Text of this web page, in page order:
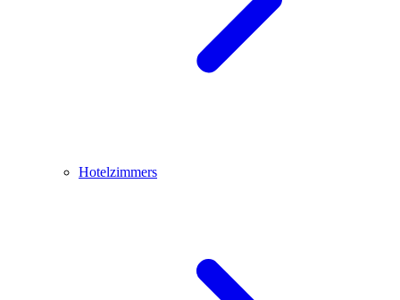
Hotelzimmers